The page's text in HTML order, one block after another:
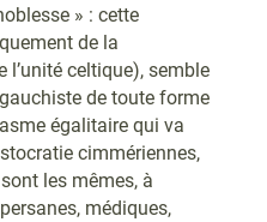
» : cette
de la
l’unité celtique), semble
de toute forme
égalitaire qui va
cimmériennes,
les mêmes, à
médiques,